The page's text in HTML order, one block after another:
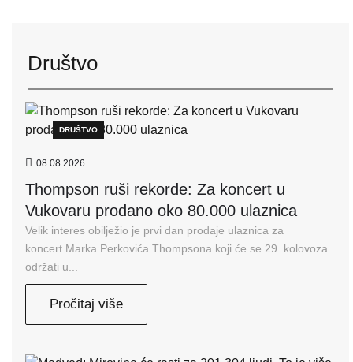
Društvo
DRUŠTVO
08.08.2026
Thompson ruši rekorde: Za koncert u
Vukovaru prodano oko 80.000 ulaznica
Velik interes obilježio je prvi dan prodaje ulaznica za
koncert Marka Perkovića Thompsona koji će se 29. kolovoza
održati u...
Pročitaj više